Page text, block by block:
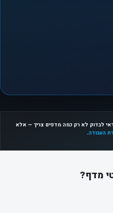
לבדוק לא רק כמה מדפים צריך — אלא
העבודה.
מדף?